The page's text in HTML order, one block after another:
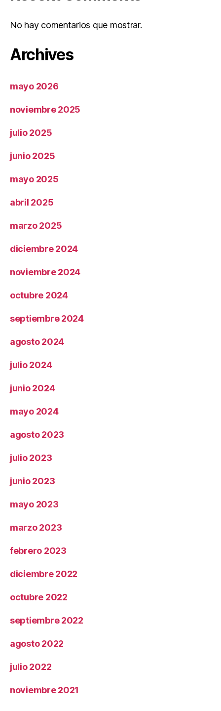
No hay comentarios que mostrar.
Archives
mayo 2026
noviembre 2025
julio 2025
junio 2025
mayo 2025
abril 2025
marzo 2025
diciembre 2024
noviembre 2024
octubre 2024
septiembre 2024
agosto 2024
julio 2024
junio 2024
mayo 2024
agosto 2023
julio 2023
junio 2023
mayo 2023
marzo 2023
febrero 2023
diciembre 2022
octubre 2022
septiembre 2022
agosto 2022
julio 2022
noviembre 2021